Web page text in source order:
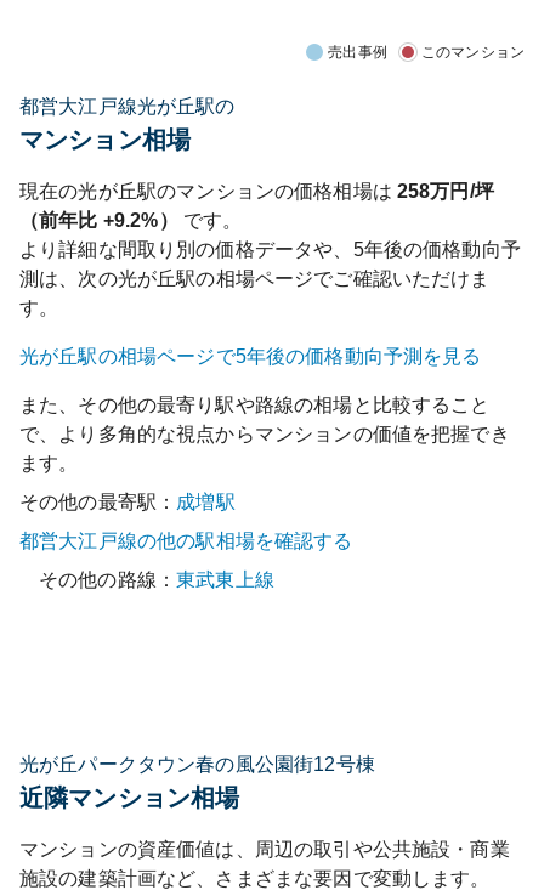
売出事例 このマンション
都営大江戸線光が丘駅の
マンション相場
現在の光が丘駅のマンションの価格相場は 258万円/坪
（前年比 +9.2%）
です。
より詳細な間取り別の価格データや、5年後の価格動向予
測は、次の光が丘駅の相場ページでご確認いただけま
す。
光が丘駅の相場ページで5年後の価格動向予測を見る
また、その他の最寄り駅や路線の相場と比較すること
で、より多角的な視点からマンションの価値を把握でき
ます。
その他の最寄駅： 成増駅
都営大江戸線の他の駅相場を確認する
その他の路線：東武東上線
光が丘パークタウン春の風公園街12号棟
近隣マンション相場
マンションの資産価値は、周辺の取引や公共施設・商業
施設の建築計画など、さまざまな要因で変動します。